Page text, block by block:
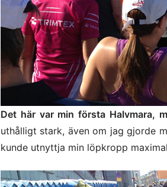
Det här var min första Halvmara,
uthålligt stark, även om jag gjorde
kunde utnyttja min löpkropp